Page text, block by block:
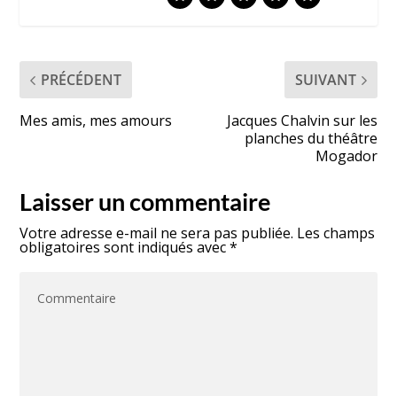
PRÉCÉDENT
Mes amis, mes amours
SUIVANT
Jacques Chalvin sur les
planches du théâtre
Mogador
Laisser un commentaire
Votre adresse e-mail ne sera pas publiée. Les champs
obligatoires sont indiqués avec*